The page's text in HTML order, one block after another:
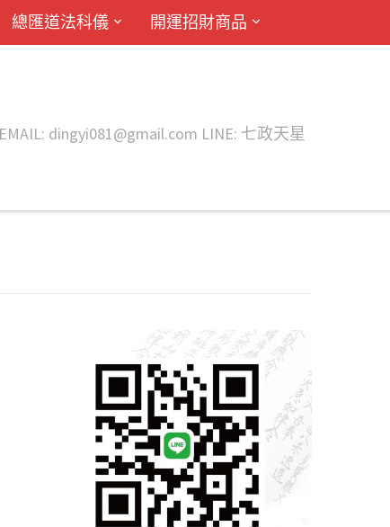
總匯道法科儀 開運招財商品
dingyi081@gmail.com LINE: 七政天星